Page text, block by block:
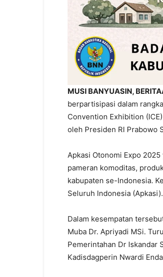
MUSI BANYUASIN,
berpartisipasi dalam
Convention Exhibition
oleh Presiden RI Prabowo
Apkasi Otonomi Expo
pameran komoditas,
kabupaten se-Indonesia.
Seluruh Indonesia (Apkasi).
Dalam kesempatan
Muba Dr. Apriyadi MSi.
Pemerintahan Dr Iskandar
Kadisdagperin Nwardi